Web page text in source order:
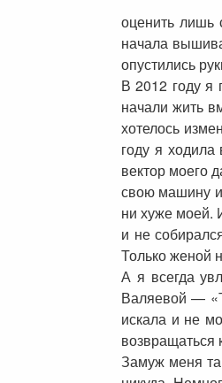
оценить лишь
начала
опустились
В 2012 году я
начали жить
хотелось
году я
вектор моего
свою машину
ни хуже моей.
и не
Только женой
А я всегда
Валяевой —
искала и не
возвращаться
Замуж меня